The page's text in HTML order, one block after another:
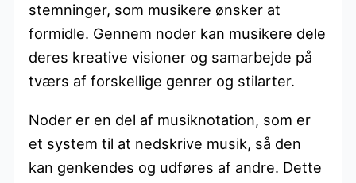
stemninger, som musikere ønsker at
formidle. Gennem noder kan musikere dele
deres kreative visioner og samarbejde på
tværs af forskellige genrer og stilarter.
Noder er en del af musiknotation, som er
et system til at nedskrive musik, så den
kan genkendes og udføres af andre. Dette